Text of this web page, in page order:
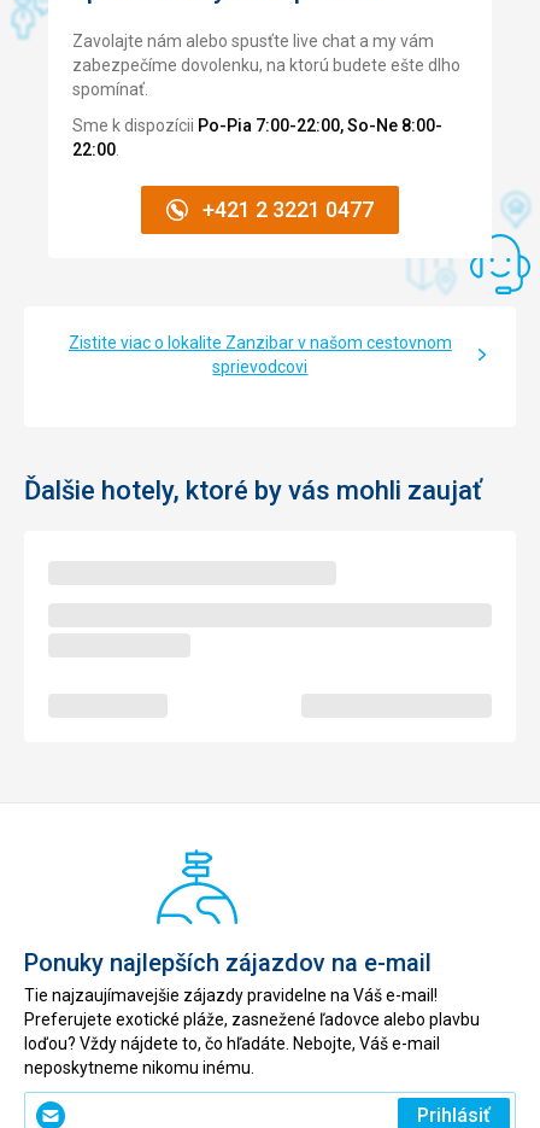
Ubytovanie
Vybavení pokojů je jednoduché. Veškeré vybavení je
vyrobeno ze dřeva. Čistota byla překvapivá. S čistotou
jsme byli velmi spokojeni.
Služby
program. Každý den pořádaly vodní aerobik. No, mohli by
mít větší nebo více krytý bazén. Je to jen trochu. Víc
bazénů asi nebylo možné postavit kvůli nedostatku místa.
Táto recenzia bola preložená automaticky pomocou
Strava
nelze mít námitky, bylo to velmi dobré
Ubytovanie
perfektně sedí, perfektní..
milý personál, všechna naše přání byla okamžitě splněna,
byli pozorní a slušní.
Táto recenzia bola preložená automaticky pomocou
Zavolajte nám alebo spusťte live chat a my vám
zabezpečíme dovolenku, na ktorú budete ešte dlho
spomínať.
Sme k dispozícii Po-Pia 7:00-22:00, So-Ne 8:00-
22:00
+421 2 3221 0477
Zistite viac o lokalite Zanzibar v našom cestovnom
sprievodcovi
Ďalšie hotely, ktoré by vás mohli zaujať
Ponuky najlepších zájazdov na e-mail
Tie najzaujímavejšie zájazdy pravidelne na Váš e-mail!
Preferujete exotické pláže, zasnežené ľadovce alebo plavbu
loďou? Vždy nájdete to, čo hľadáte. Nebojte, Váš e-mail
neposkytneme nikomu inému.
Zadajte
Prihlásiť